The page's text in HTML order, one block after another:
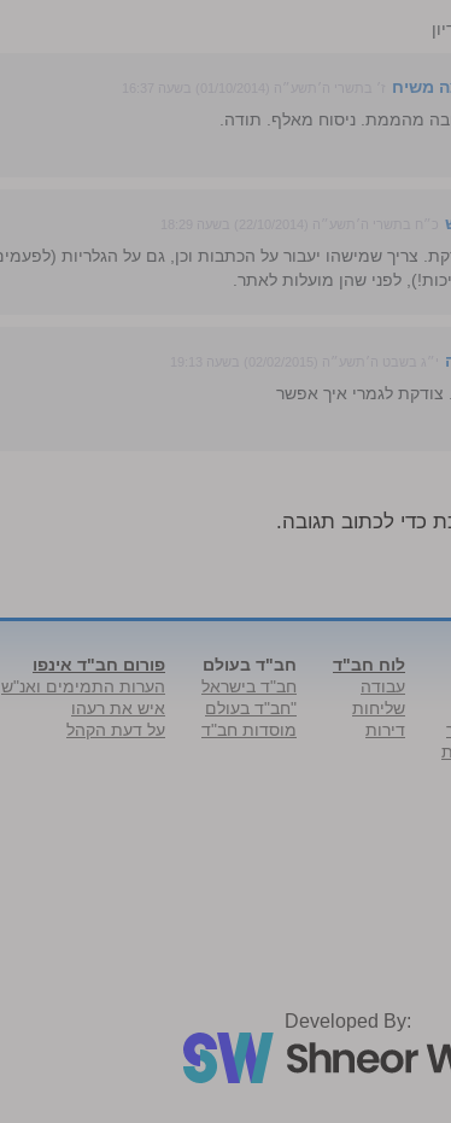
משיח
מהממת. ניסוח מאלף. תודה.
צריך שמישהו יעבור על הכתבות וכן, גם על הגלריות
לפני שהן מועלות לאתר.
צודקת לגמרי איך אפשר
כדי לכתוב תגובה.
לוח חב"ד
עבודה
שליחות
דירות
חב"ד בעולם
חב"ד בישראל
"חב"ד בעולם
מוסדות חב"ד
פורום חב"ד אינפו
הערות התמימים ואנ"ש
איש את רעהו
על דעת הקהל
Developed By: